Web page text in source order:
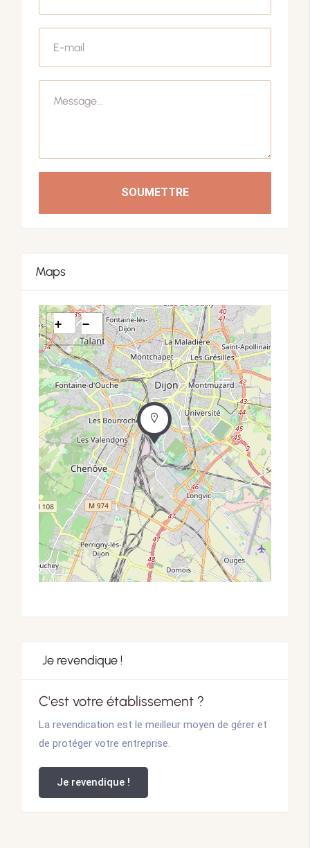
SOUMETTRE
Maps
+ −
Je revendique !
C'est votre établissement ?
La revendication est le meilleur moyen de gérer et
de protéger votre entreprise.
Je revendique !